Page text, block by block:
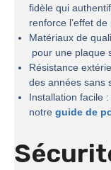
fidèle qui
renforce l’effet
Matériaux de
pour une plaque
Résistance
des années sans
Installation facile
notre guide de